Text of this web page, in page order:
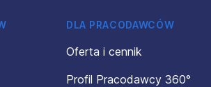
DLA PRACODAWCÓW
Oferta i cennik
Profil Pracodawcy 360°